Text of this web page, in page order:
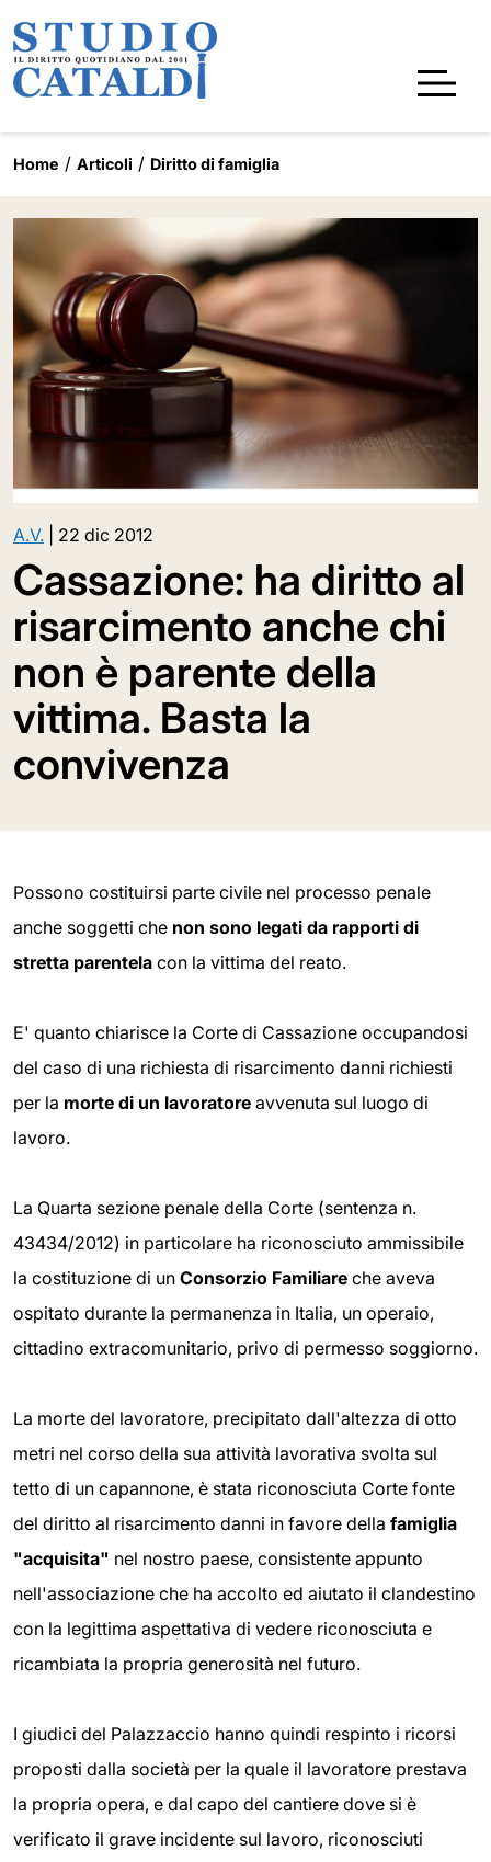
Home Articoli Diritto di famiglia
A.V. 22 dic 2012
Cassazione: ha diritto al
risarcimento anche chi
non è parente della
vittima. Basta la
convivenza
Possono costituirsi parte civile nel processo penale
anche soggetti che non sono legati da rapporti di
stretta parentela con la vittima del reato.
E' quanto chiarisce la Corte di Cassazione occupandosi
del caso di una richiesta di risarcimento danni richiesti
per la morte di un lavoratore avvenuta sul luogo di
lavoro.
La Quarta sezione penale della Corte (sentenza n.
43434/2012) in particolare ha riconosciuto ammissibile
la costituzione di un Consorzio Familiare che aveva
ospitato durante la permanenza in Italia, un operaio,
cittadino extracomunitario, privo di permesso soggiorno.
La morte del lavoratore, precipitato dall'altezza di otto
metri nel corso della sua attività lavorativa svolta sul
tetto di un capannone, è stata riconosciuta Corte fonte
del diritto al risarcimento danni in favore della famiglia
"acquisita" nel nostro paese, consistente appunto
nell'associazione che ha accolto ed aiutato il clandestino
con la legittima aspettativa di vedere riconosciuta e
ricambiata la propria generosità nel futuro.
I giudici del Palazzaccio hanno quindi respinto i ricorsi
proposti dalla società per la quale il lavoratore prestava
la propria opera, e dal capo del cantiere dove si è
verificato il grave incidente sul lavoro, riconosciuti